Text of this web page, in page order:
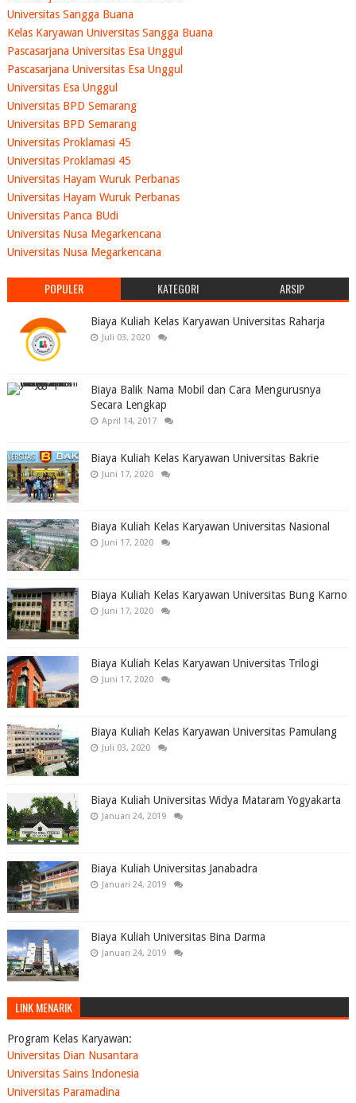
Universitas Sangga Buana
Kelas Karyawan Universitas Sangga Buana
Pascasarjana Universitas Esa Unggul
Pascasarjana Universitas Esa Unggul
Universitas Esa Unggul
Universitas BPD Semarang
Universitas BPD Semarang
Universitas Proklamasi 45
Universitas Proklamasi 45
Universitas Hayam Wuruk Perbanas
Universitas Hayam Wuruk Perbanas
Universitas Panca BUdi
Universitas Nusa Megarkencana
Universitas Nusa Megarkencana
POPULER KATEGORI ARSIP
Biaya Kuliah Kelas Karyawan Universitas Raharja
Juli 03, 2020
Biaya Balik Nama Mobil dan Cara Mengurusnya
Secara Lengkap
April 14, 2017
Biaya Kuliah Kelas Karyawan Universitas Bakrie
Juni 17, 2020
Biaya Kuliah Kelas Karyawan Universitas Nasional
Juni 17, 2020
Biaya Kuliah Kelas Karyawan Universitas Bung Karno
Juni 17, 2020
Biaya Kuliah Kelas Karyawan Universitas Trilogi
Juni 17, 2020
Biaya Kuliah Kelas Karyawan Universitas Pamulang
Juli 03, 2020
Biaya Kuliah Universitas Widya Mataram Yogyakarta
Januari 24, 2019
Biaya Kuliah Universitas Janabadra
Januari 24, 2019
Biaya Kuliah Universitas Bina Darma
Januari 24, 2019
LINK MENARIK
Program Kelas Karyawan:
Universitas Dian Nusantara
Universitas Sains Indonesia
Universitas Paramadina